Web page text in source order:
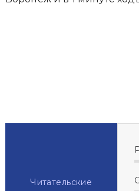
Читательские